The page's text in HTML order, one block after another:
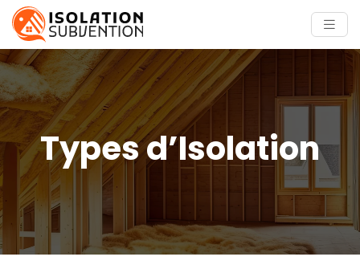
Types d’Isolation